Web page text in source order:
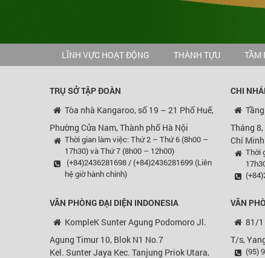
LĨNH VỰC HOẠT ĐỘNG THÀNH TỰU TẦM
TRỤ SỞ TẬP ĐOÀN
Tòa nhà Kangaroo, số 19 – 21 Phố Huế,
Phường Cửa Nam, Thành phố Hà Nội
Thời gian làm việc: Thứ 2 – Thứ 6 (8h00 –
17h30) và Thứ 7 (8h00 – 12h00)
(+84)2436281698 / (+84)2436281699 (Liên
hệ giờ hành chính)
CHI
Tháng
Chí Minh
Thời
VĂN PHÒNG ĐẠI DIỆN INDONESIA
KompleK Sunter Agung Podomoro Jl.
Agung Timur 10, Blok N1 No.7
Kel. Sunter Jaya Kec. Tanjung Priok Utara,
VĂN
81/1
T/s,
(95)